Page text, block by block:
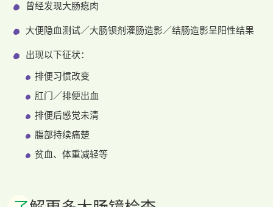
曾经发现大肠瘜肉
大便隐血测试／大肠钡剂灌肠造影／结肠造影呈阳性结果
出现以下征状：
排便习惯改变
肛门／排便出血
排便后感觉未清
膓部持续痛楚
贫血、体重减轻等